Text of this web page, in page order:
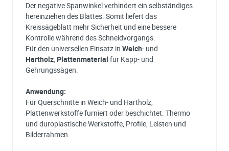
Der negative Spanwinkel verhindert ein selbständiges
hereinziehen des Blattes. Somit liefert das
Kreissägeblatt mehr Sicherheit und eine bessere
Kontrolle während des Schneidvorgangs.
Für den universellen Einsatz in Weich- und
Hartholz, Plattenmaterial für Kapp- und
Gehrungssägen.
Anwendung:
Für Querschnitte in Weich- und Hartholz,
Plattenwerkstoffe furniert oder beschichtet. Thermo
und duroplastische Werkstoffe, Profile, Leisten und
Bilderrahmen.